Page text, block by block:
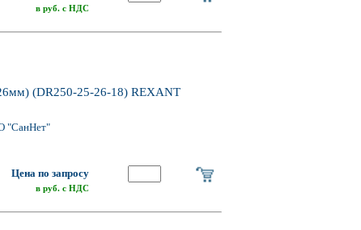
в руб. с НДС
(DR250-25-26-18) REXANT
"СанНет"
Цена по запросу
в руб. с НДС